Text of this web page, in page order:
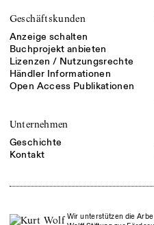
Geschäftskunden
Anzeige schalten
Buchprojekt anbieten
Lizenzen / Nutzungsrechte
Händler Informationen
Open Access Publikationen
Unternehmen
Geschichte
Kontakt
Wir unterstützen die